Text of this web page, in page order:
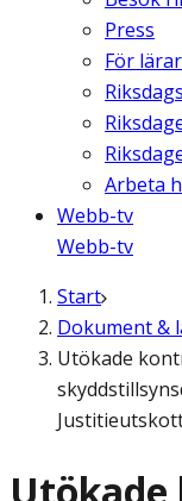
Press
För
Arbeta
Webb-tv
Webb-tv
Start
Dokument &
Utökade